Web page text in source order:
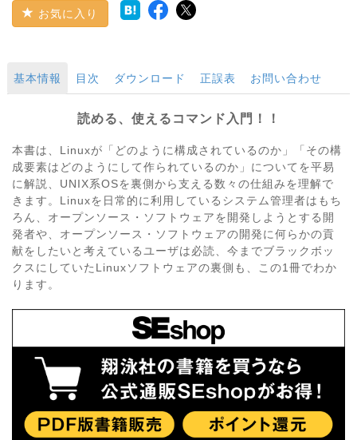
お気に入り
基本情報 目次 ダウンロード 正誤表 お問い合わせ
読める、使えるコマンド入門！！
本書は、Linuxが「どのように構成されているのか」「その構
成要素はどのようにして作られているのか」についてを平易
に解説、UNIX系OSを裏側から支える数々の仕組みを理解で
きます。Linuxを日常的に利用しているシステム管理者はもち
ろん、オープンソース・ソフトウェアを開発しようとする開
発者や、オープンソース・ソフトウェアの開発に何らかの貢
献をしたいと考えているユーザは必読、今までブラックボッ
クスにしていたLinuxソフトウェアの裏側も、この1冊でわか
ります。